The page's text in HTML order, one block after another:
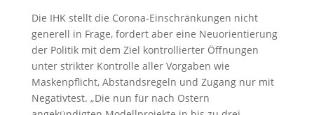
Die IHK stellt die Corona-Einschränkungen nicht
generell in Frage, fordert aber eine Neuorientierung
der Politik mit dem Ziel kontrollierter Öffnungen
unter strikter Kontrolle aller Vorgaben wie
Maskenpflicht, Abstandsregeln und Zugang nur mit
Negativtest. „Die nun für nach Ostern